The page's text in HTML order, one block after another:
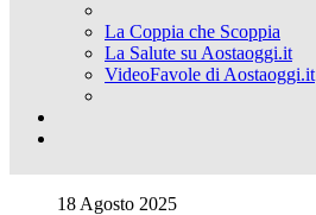
La Coppia che Scoppia
La Salute su Aostaoggi.it
VideoFavole di Aostaoggi.it
18 Agosto 2025